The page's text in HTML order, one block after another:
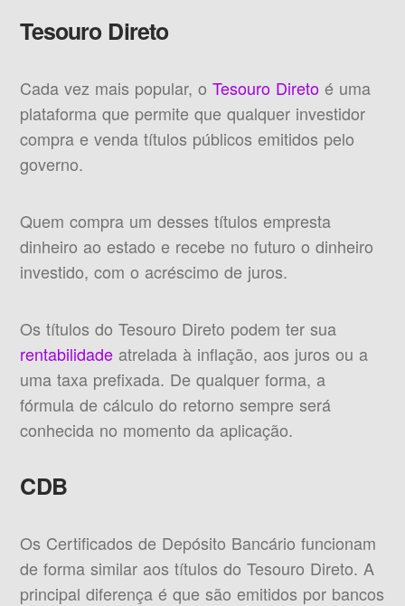
Tesouro Direto
Cada vez mais popular, oTesouro Direto é uma
plataforma que permite que qualquer investidor
compra e venda títulos públicos emitidos pelo
governo.
Quem compra um desses títulos empresta
dinheiro ao estado e recebe no futuro o dinheiro
investido, com o acréscimo de juros.
Os títulos do Tesouro Direto podem ter sua
rentabilidade atrelada à inflação, aos juros ou a
uma taxa prefixada. De qualquer forma, a
fórmula de cálculo do retorno sempre será
conhecida no momento da aplicação.
CDB
Os Certificados de Depósito Bancário funcionam
de forma similar aos títulos do Tesouro Direto. A
principal diferença é que são emitidos por bancos